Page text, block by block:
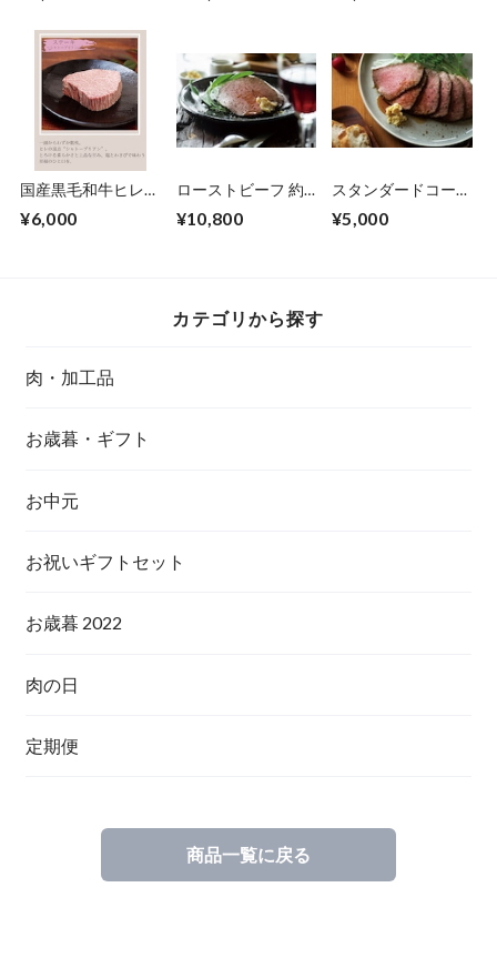
国産黒毛和牛ヒレ
枚 ステーキソース
¥6,000
ローストビーフ 約
（タレ付き）
¥10,800
スタンダードコース
¥5,000
カテゴリから探す
肉・加工品
お歳暮・ギフト
お中元
お祝いギフトセット
お歳暮 2022
肉の日
定期便
商品一覧に戻る